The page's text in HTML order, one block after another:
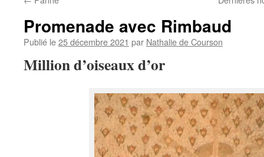
Promenade avec Rimbaud
Publié le25 décembre 2021 par Nathalie de Courson
Million d’oiseaux d’or